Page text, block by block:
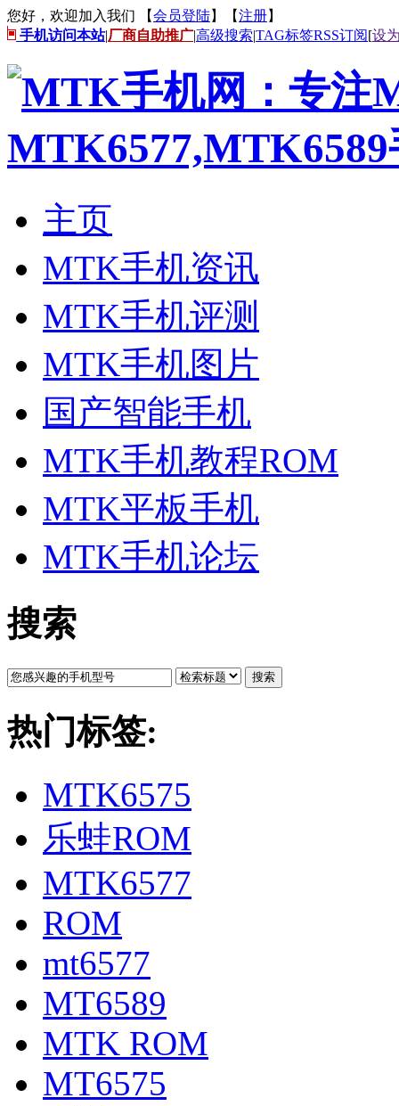
您好，欢迎加入我们 【会员登陆】【注册】
手机访问本站|厂商自助推广|高级搜索|TAG标签RSS订阅[设
主页
MTK手机资讯
MTK手机评测
MTK手机图片
国产智能手机
MTK手机教程ROM
MTK平板手机
MTK手机论坛
搜索
搜索
热门标签:
MTK6575
乐蛙ROM
MTK6577
ROM
mt6577
MT6589
MTK ROM
MT6575